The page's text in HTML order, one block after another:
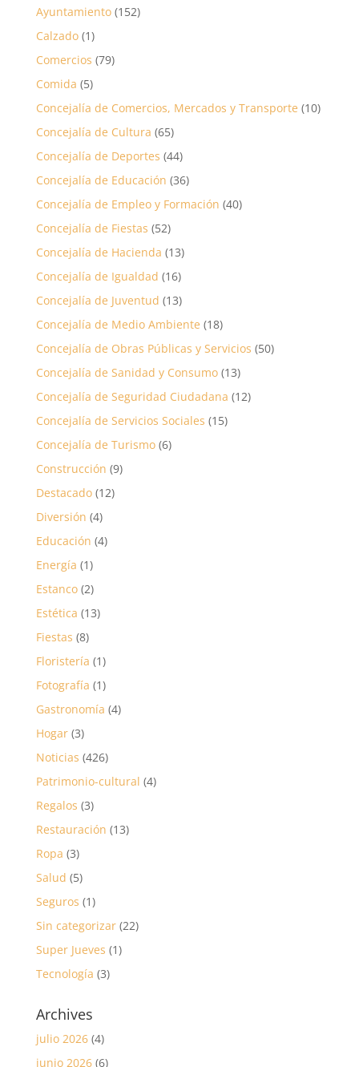
Ayuntamiento(152)
Calzado(1)
Comercios (79)
Comida (5)
Concejalía de Comercios, Mercados y Transporte (10)
Concejalía de Cultura (65)
Concejalía de Deportes (44)
Concejalía de Educación (36)
Concejalía de Empleo y Formación (40)
Concejalía de Fiestas (52)
Concejalía de Hacienda (13)
Concejalía de Igualdad (16)
Concejalía de Juventud (13)
Concejalía de Medio Ambiente (18)
Concejalía de Obras Públicas y Servicios (50)
Concejalía de Sanidad y Consumo(13)
Concejalía de Seguridad Ciudadana (12)
Concejalía de Servicios Sociales (15)
Concejalía de Turismo(6)
Construcción (9)
Destacado(12)
Diversión (4)
Educación (4)
Energía (1)
Estanco(2)
Estética (13)
Fiestas (8)
Floristería (1)
Fotografía (1)
Gastronomía (4)
Hogar(3)
Noticias (426)
Patrimonio-cultural (4)
Regalos (3)
Restauración (13)
Ropa (3)
Salud (5)
Seguros (1)
Sin categorizar(22)
Super Jueves (1)
Tecnología (3)
Archives
julio 2026(4)
junio 2026(6)